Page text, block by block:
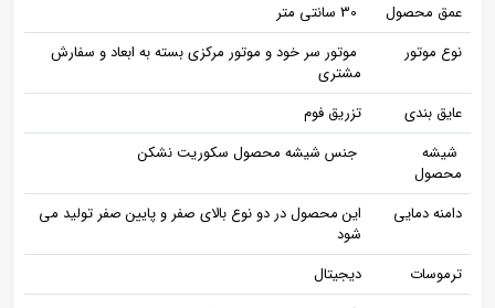
عمق محصول
نوع موتور
موتور سر خود و موتور مرکزی بسته به ابعاد و سفارش
مشتری
عایق بندی
تزریق فوم
شیشه
محصول
جنس شیشه محصول سکوریت نشکن
دامنه دمایی
این محصول در دو نوع بالای صفر و پایین صفر تولید می
شود
ترموسات
دیجیتال